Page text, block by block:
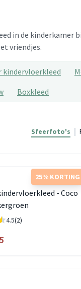
in de
vriendjes.
kindervloerkleed
Boxkleed
Sfeerfoto's
25% KORTING
- Coco
4.5(2)